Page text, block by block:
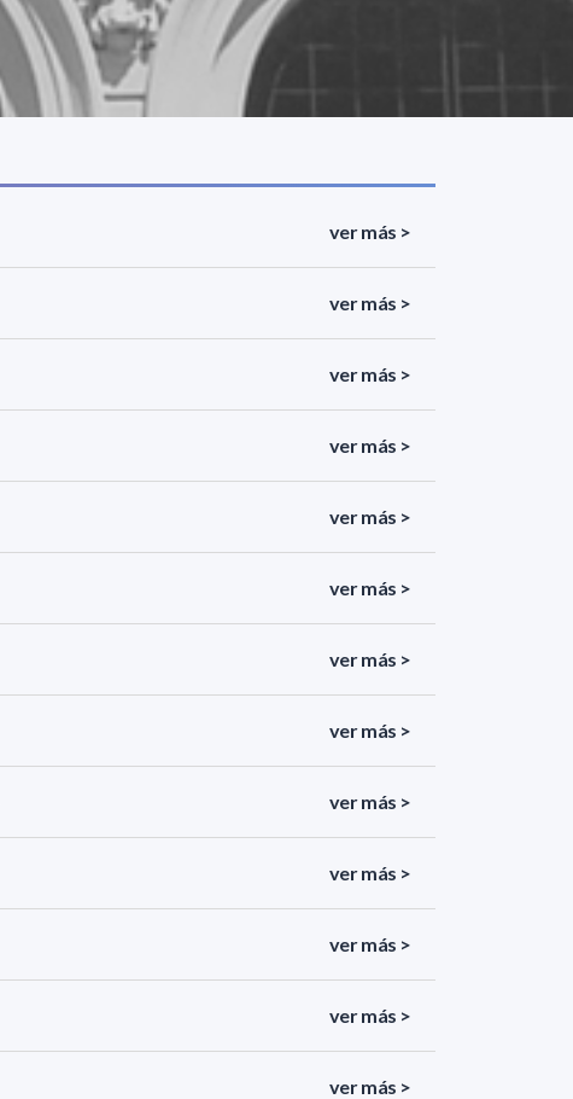
ver más >
ver más >
ver más >
ver más >
ver más >
ver más >
ver más >
ver más >
ver más >
ver más >
ver más >
ver más >
ver más >